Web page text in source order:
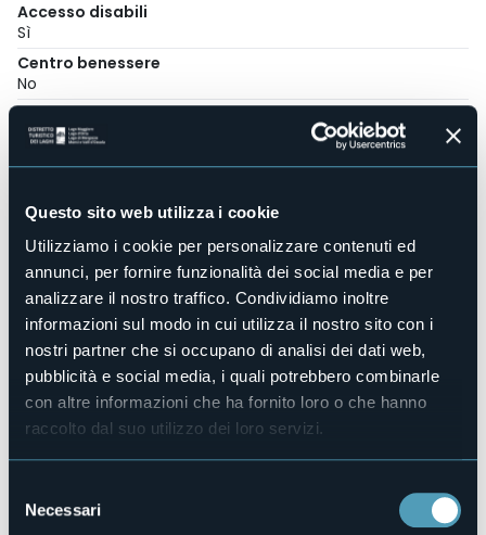
Questo sito web utilizza i cookie
Utilizziamo i cookie per personalizzare contenuti ed
annunci, per fornire funzionalità dei social media e per
analizzare il nostro traffico. Condividiamo inoltre
informazioni sul modo in cui utilizza il nostro sito con i
nostri partner che si occupano di analisi dei dati web,
pubblicità e social media, i quali potrebbero combinarle
con altre informazioni che ha fornito loro o che hanno
raccolto dal suo utilizzo dei loro servizi.
delNecessari
Accesso disabili
Sì
Centro benessere
No
No
Piscina
Animali ammessi
Sì
Piazzole
Camere
Posti letto
22
E-mail
agrilelutte@libero.it
Codice CIR